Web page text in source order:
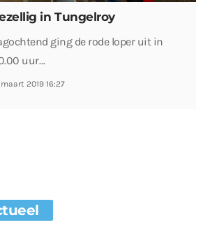
in Tungelroy
ging de rode loper uit in
uur…
2019 16:27